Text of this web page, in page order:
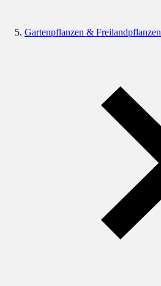
Gartenpflanzen & Freilandpflanzen